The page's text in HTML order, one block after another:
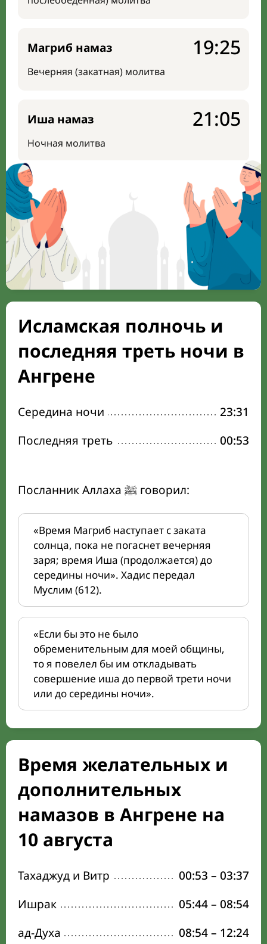
Магриб намаз
Вечерняя (закатная) молитва
19:25
Иша намаз
Ночная молитва
21:05
Исламская полночь и
последняя треть ночи в
Ангрене
Середина ночи
23:31
Последняя треть
00:53
Посланник Аллаха ﷺ говорил:
«Время Магриб наступает с заката
солнца, пока не погаснет вечерняя
заря; время Иша (продолжается) до
середины ночи». Хадис передал
Муслим (612).
«Если бы это не было
обременительным для моей общины,
то я повелел бы им откладывать
совершение иша до первой трети ночи
или до середины ночи».
Время желательных и
дополнительных
намазов в Ангрене на
10 августа
Тахаджуд и Витр 00:53 – 03:37
Ишрак
05:44– 08:54
ад-Духа
08:54– 12:24